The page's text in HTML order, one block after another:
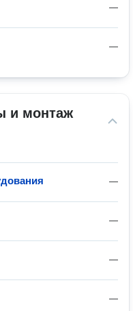
—
—
и монтаж
—
—
—
—